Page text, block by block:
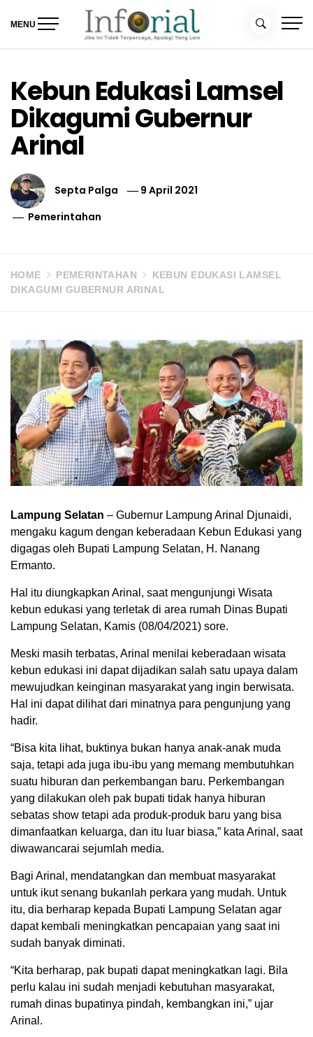
MENU
Kebun Edukasi Lamsel
Dikagumi Gubernur
Arinal
Septa Palga
9 April 2021
Pemerintahan
HOME PEMERINTAHAN
KEBUN EDUKASI LAMSEL
DIKAGUMI GUBERNUR ARINAL
Lampung Selatan – Gubernur Lampung Arinal Djunaidi,
mengaku kagum dengan keberadaan Kebun Edukasi yang
digagas oleh Bupati Lampung Selatan, H. Nanang
Ermanto.
Hal itu diungkapkan Arinal, saat mengunjungi Wisata
kebun edukasi yang terletak di area rumah Dinas Bupati
Lampung Selatan, Kamis (08/04/2021) sore.
Meski masih terbatas, Arinal menilai keberadaan wisata
kebun edukasi ini dapat dijadikan salah satu upaya dalam
mewujudkan keinginan masyarakat yang ingin berwisata.
Hal ini dapat dilihat dari minatnya para pengunjung yang
hadir.
“Bisa kita lihat, buktinya bukan hanya anak-anak muda
saja, tetapi ada juga ibu-ibu yang memang membutuhkan
suatu hiburan dan perkembangan baru. Perkembangan
yang dilakukan oleh pak bupati tidak hanya hiburan
sebatas show tetapi ada produk-produk baru yang bisa
dimanfaatkan keluarga, dan itu luar biasa,” kata Arinal, saat
diwawancarai sejumlah media.
Bagi Arinal, mendatangkan dan membuat masyarakat
untuk ikut senang bukanlah perkara yang mudah. Untuk
itu, dia berharap kepada Bupati Lampung Selatan agar
dapat kembali meningkatkan pencapaian yang saat ini
sudah banyak diminati.
“Kita berharap, pak bupati dapat meningkatkan lagi. Bila
perlu kalau ini sudah menjadi kebutuhan masyarakat,
rumah dinas bupatinya pindah, kembangkan ini,” ujar
Arinal.